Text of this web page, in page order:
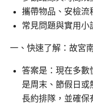
攜帶物品、安檢流
常見問題與實用小
一、快速了解：故宮
答案是：現在多數
是周末、節假日
長約排隊，並確保